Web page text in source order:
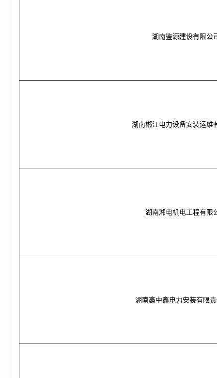
湖南鉴源建设有限公
湖南郴江电力设备安装运维
湖南湘电机电工程有限
湖南鑫中鑫电力安装有限